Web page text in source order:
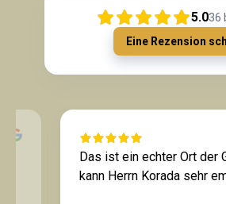
5.036
Eine Rezension
Das ist ein echter Ort der
kann Herrn Korada sehr